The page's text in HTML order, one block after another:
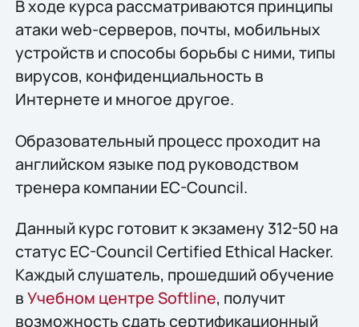
В ходе курса рассматриваются принципы
атаки web-серверов, почты, мобильных
устройств и способы борьбы с ними, типы
вирусов, конфиденциальность в
Интернете и многое другое.
Образовательный процесс проходит на
английском языке под руководством
тренера компании EC-Council.
Данный курс готовит к экзамену 312-50 на
статус EC-Council Certified Ethical Hacker.
Каждый слушатель, прошедший обучение
вУчебном центре Softline, получит
возможность сдать сертификационный